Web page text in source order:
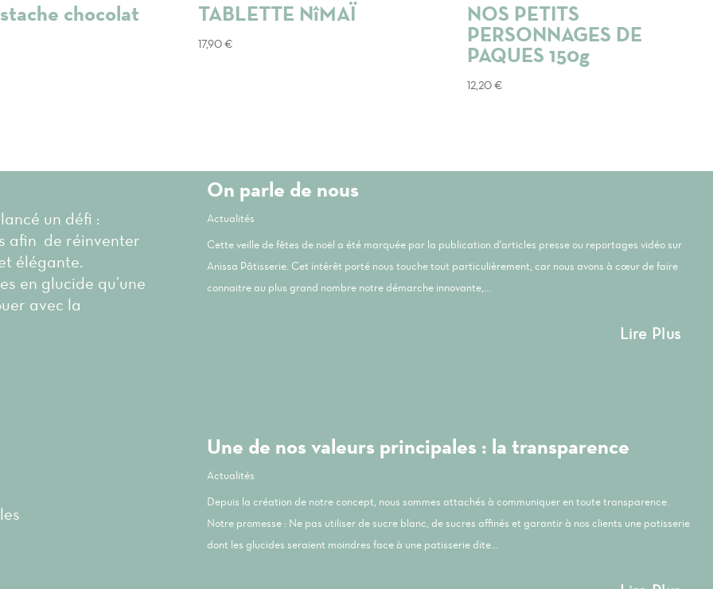
chocolat
TABLETTE NîMAÏ
17,90€
NOS PETITS
PERSONNAGES DE
PAQUES 150g
12,20€
un défi :
afin de réinventer
élégante.
en glucide qu’une
avec la
On parle de nous
Actualités
Cette veille de fêtes de noël a été marquée par la publication d'articles presse ou reportages vidéo sur
Anissa Pâtisserie. Cet intérêt porté nous touche tout particulièrement, car nous avons à cœur de faire
connaitre au plus grand nombre notre démarche innovante,...
Lire Plus
Une de nos valeurs principales : la transparence
Actualités
Depuis la création de notre concept, nous sommes attachés à communiquer en toute transparence.
Notre promesse : Ne pas utiliser de sucre blanc, de sucres affinés et garantir à nos clients une patisserie
dont les glucides seraient moindres face à une patisserie dite...